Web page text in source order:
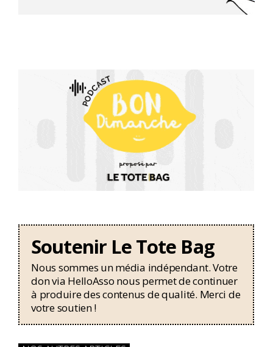
Soutenir Le Tote Bag
Nous sommes un média indépendant. Votre
don via HelloAsso nous permet de continuer
à produire des contenus de qualité. Merci de
votre soutien !